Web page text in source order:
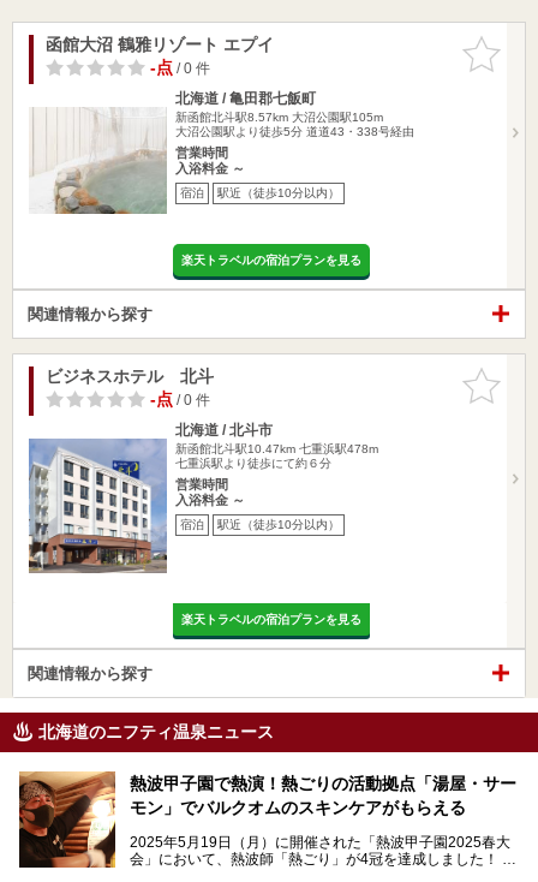
お気に入
りに追加
函館大沼 鶴雅リゾート エプイ
-点/ 0 件
北海道 / 亀田郡七飯町
新函館北斗駅8.57km 大沼公園駅105m
大沼公園駅より徒歩5分 道道43・338号経由
営業時間
入浴料金 ～
宿泊 駅近（徒歩10分以内）
楽天トラベルの宿泊プランを見る
関連情報から探す
お気に入
りに追加
ビジネスホテル 北斗
-点/ 0 件
北海道 / 北斗市
新函館北斗駅10.47km 七重浜駅478m
七重浜駅より徒歩にて約６分
営業時間
入浴料金 ～
宿泊 駅近（徒歩10分以内）
楽天トラベルの宿泊プランを見る
関連情報から探す
北海道のニフティ温泉ニュース
熱波甲子園で熱演！熱ごりの活動拠点「湯屋・サー
モン」でバルクオムのスキンケアがもらえる
2025年5月19日（月）に開催された「熱波甲子園2025春大
会」において、熱波師「熱ごり」が4冠を達成しました！